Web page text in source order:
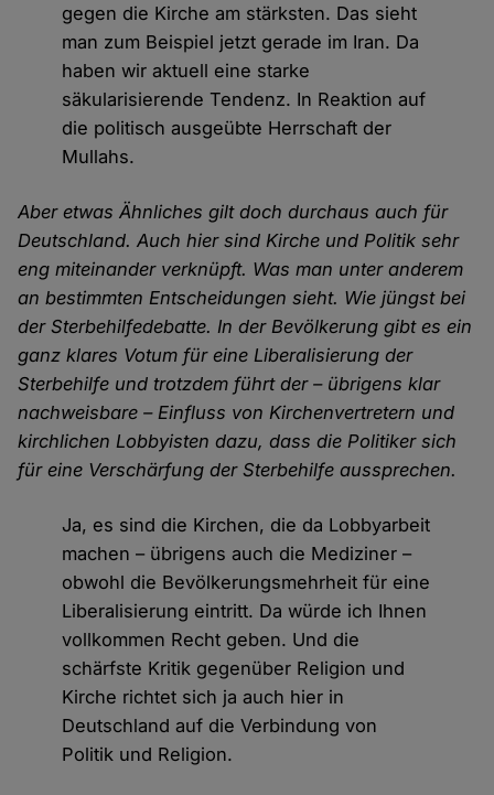
gegen die Kirche am stärksten. Das sieht
man zum Beispiel jetzt gerade im Iran. Da
haben wir aktuell eine starke
säkularisierende Tendenz. In Reaktion auf
die politisch ausgeübte Herrschaft der
Mullahs.
Aber etwas Ähnliches gilt doch durchaus auch für
Deutschland. Auch hier sind Kirche und Politik sehr
eng miteinander verknüpft. Was man unter anderem
an bestimmten Entscheidungen sieht. Wie jüngst bei
der Sterbehilfedebatte. In der Bevölkerung gibt es ein
ganz klares Votum für eine Liberalisierung der
Sterbehilfe und trotzdem führt der – übrigens klar
nachweisbare – Einfluss von Kirchenvertretern und
kirchlichen Lobbyisten dazu, dass die Politiker sich
für eine Verschärfung der Sterbehilfe aussprechen.
Ja, es sind die Kirchen, die da Lobbyarbeit
machen – übrigens auch die Mediziner –
obwohl die Bevölkerungsmehrheit für eine
Liberalisierung eintritt. Da würde ich Ihnen
vollkommen Recht geben. Und die
schärfste Kritik gegenüber Religion und
Kirche richtet sich ja auch hier in
Deutschland auf die Verbindung von
Politik und Religion.